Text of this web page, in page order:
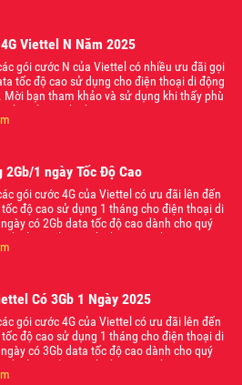
Viettel N Năm 2025
gói cước N của Viettel có nhiều ưu đãi gọi
tốc độ cao sử dụng cho điện thoại di động
Mời bạn tham khảo và sử dụng khi thấy phù
cầu của mình nhé
2Gb/1 ngày Tốc Độ Cao
gói cước 4G của Viettel có ưu đãi lên đến
tốc độ cao sử dụng 1 tháng cho điện thoại di
có 2Gb data tốc độ cao dành cho quý
thoải mái lướt web chơi game hoặc truy cập
ứng dụng mạng xã hội hot nhất hiện nay
Có 3Gb 1 Ngày 2025
gói cước 4G của Viettel có ưu đãi lên đến
độ cao sử dụng 1 tháng cho điện thoại di
có 3Gb data tốc độ cao dành cho quý
thoải mái lướt web chơi game hoặc truy cập
ứng dụng mạng xã hội hot nhất hiện nay